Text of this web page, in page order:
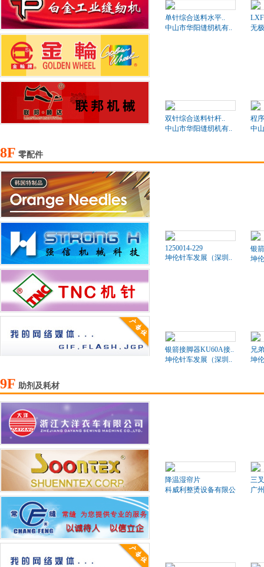
单针综合送料水平..
中山市华阳缝纫机有..
无
双针综合送料针杆..
中山市华阳缝纫机有..
程
中
8F 零配件
1250014-229
坤伦针车发展（深圳..
银
坤
银箭接脚器KU60A接..
坤伦针车发展（深圳..
兄
坤
9F 助剂及耗材
降温湿帘片
科威利整烫设备有限公司
三
广